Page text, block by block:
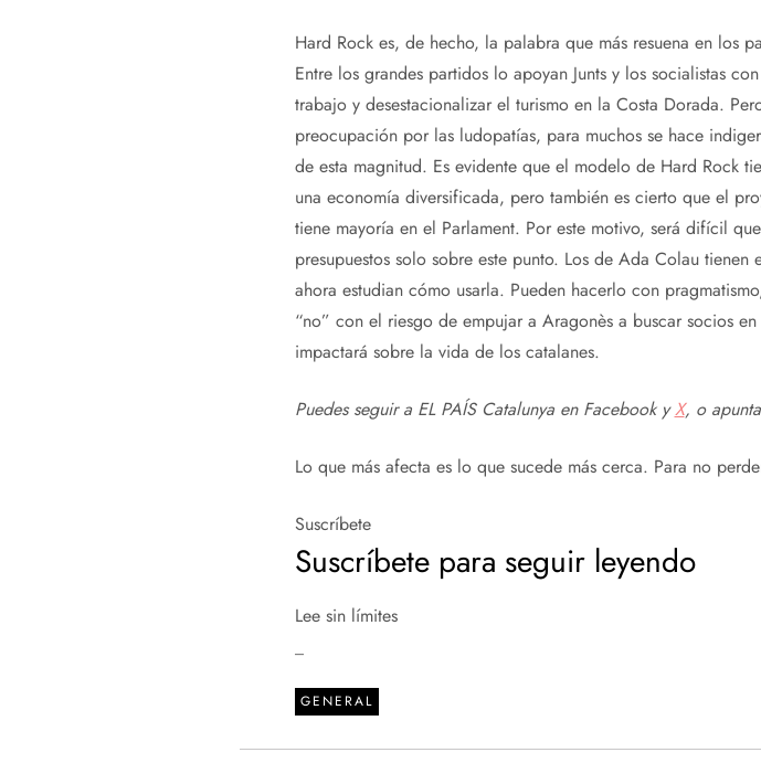
Hard Rock es, de hecho, la palabra que más resuena en los
Entre los grandes partidos lo apoyan Junts y los socialistas
trabajo y desestacionalizar el turismo en la Costa Dorada.
preocupación por las ludopatías, para muchos se hace
de esta magnitud. Es evidente que el modelo de Hard Rock
una economía diversificada, pero también es cierto que el
tiene mayoría en el Parlament. Por este motivo, será difícil
presupuestos solo sobre este punto. Los de Ada Colau
ahora estudian cómo usarla. Pueden hacerlo con
“no” con el riesgo de empujar a Aragonès a buscar socios
impactará sobre la vida de los catalanes.
Puedes seguir a EL PAÍS Catalunya en FacebookyX, o
Lo que más afecta es lo que sucede más cerca. Para no
Suscríbete
Suscríbete para seguir leyendo
Lee sin límites
GENERAL